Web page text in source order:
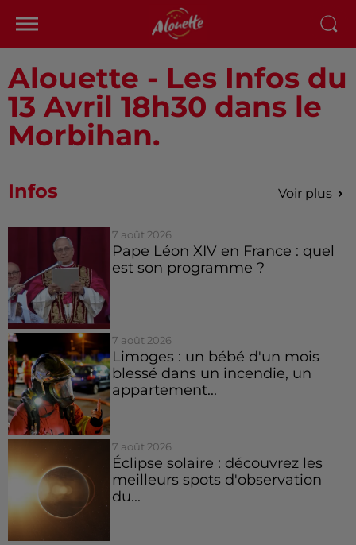
Alouette - Les Infos du
13 Avril 18h30 dans le
Morbihan.
Infos Voir plus
7 août 2026
Pape Léon XIV en France : quel
est son programme ?
7 août 2026
Limoges : un bébé d'un mois
blessé dans un incendie, un
appartement...
7 août 2026
Éclipse solaire : découvrez les
meilleurs spots d'observation
du...